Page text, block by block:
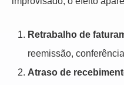
Retrabalho de
reemissão,
Atraso de